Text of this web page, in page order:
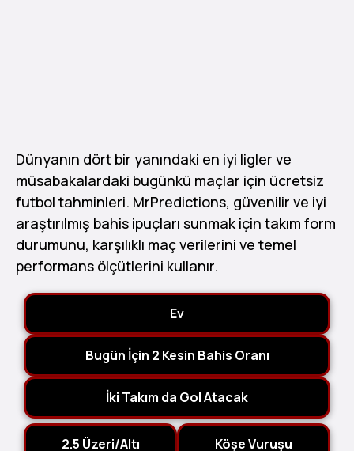
Dünyanın dört bir yanındaki en iyi ligler ve
müsabakalardaki bugünkü maçlar için ücretsiz
futbol tahminleri. MrPredictions, güvenilir ve iyi
araştırılmış bahis ipuçları sunmak için takım form
durumunu, karşılıklı maç verilerini ve temel
performans ölçütlerini kullanır.
Ev
Bugün İçin 2 Kesin Bahis Oranı
İki Takım da Gol Atacak
2.5 Üzeri/Altı Köşe Vuruşu